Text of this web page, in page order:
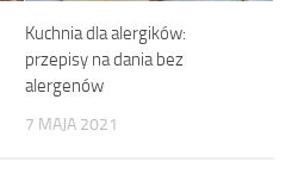
Kuchnia dla alergików:
przepisy na dania bez
alergenów
7 MAJA 2021